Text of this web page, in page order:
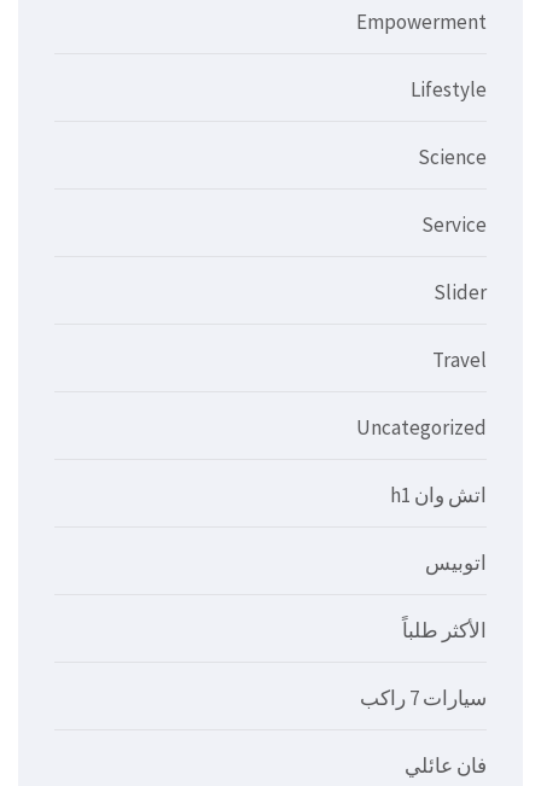
Empowerment
Lifestyle
Science
Service
Slider
Travel
Uncategorized
اتش وان h1
اتوبيس
الأكثر طلباً
سيارات 7 راكب
فان عائلي